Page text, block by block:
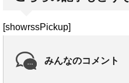
[showrssPickup]
みんなのコメント